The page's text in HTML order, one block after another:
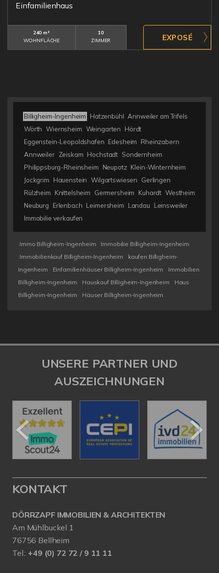
Einfamilienhaus
240 m²
WOHNFLÄCHE
10
ZIMMER
Billigheim-Ingenheim Hatzenbühl Annweiler am Trifels
Wörth Wiernsheim Weingarten
Hördt
Eggenstein-Leopoldshafen Edesheim
Rheinzabern
Annweiler Zeiskam Hochstadt Sondernheim
Philippsburg-Rheinsheim
Neupotz Klein-Winternheim
Jockgrim
Hauenstein Wilgartswiesen
Gerlingen
Rülzheim
Knittelsheim Germersheim Kuhardt Westheim
Neuburg
Erlenbach Leimersheim Landau
Leinsweiler
Immobilie verkaufen
Immo Billigheim-Ingenheim
Immobilie Billigheim-Ingenheim
Immobilienkauf Billigheim-Ingenheim
kaufen Billigheim-
Ingenheim
Einfamilienhäuser Billigheim-Ingenheim
Immobilien
Billigheim-Ingenheim
Hauskauf Billigheim-Ingenheim
Haus
Billigheim-Ingenheim
Häuser Billigheim-Ingenheim
UNSERE PARTNER UND
AUSZEICHNUNGEN
KONTAKT
DÖRRZAPF IMMOBILIEN & ARCHITEKTEN
Am Mühlbuckel 1
76756 Bellheim
Tel.: +49 (0) 72 72 / 9 11 11